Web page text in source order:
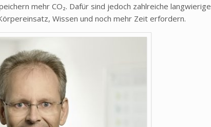
mehr CO₂. Dafür sind jedoch zahlreiche langwierige
Wissen und noch mehr Zeit erfordern.